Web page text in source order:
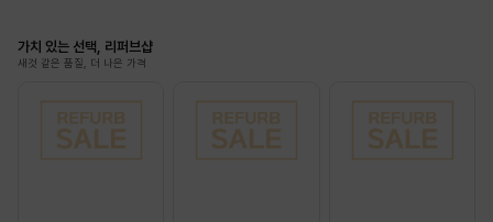
가치 있는 선택, 리퍼브샵
새것 같은 품질, 더 나은 가격